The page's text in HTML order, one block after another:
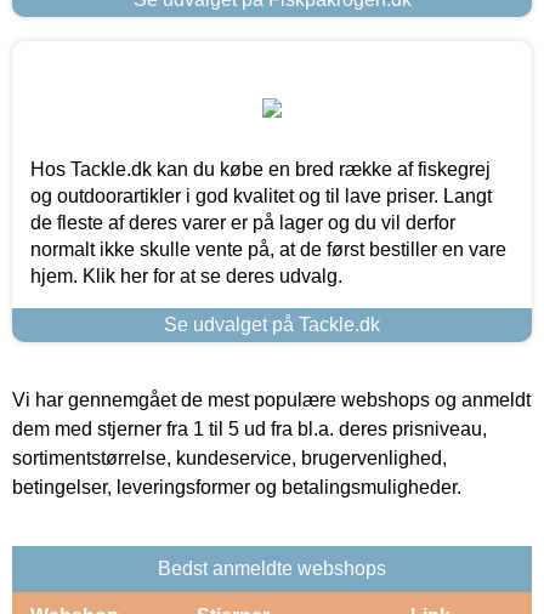
Hos Tackle.dk kan du købe en bred række af fiskegrej
og outdoorartikler i god kvalitet og til lave priser. Langt
de fleste af deres varer er på lager og du vil derfor
normalt ikke skulle vente på, at de først bestiller en vare
hjem. Klik her for at se deres udvalg.
Se udvalget på Tackle.dk
Vi har gennemgået de mest populære webshops og anmeldt
dem med stjerner fra 1 til 5 ud fra bl.a. deres prisniveau,
sortimentstørrelse, kundeservice, brugervenlighed,
betingelser, leveringsformer og betalingsmuligheder.
Bedst anmeldte webshops